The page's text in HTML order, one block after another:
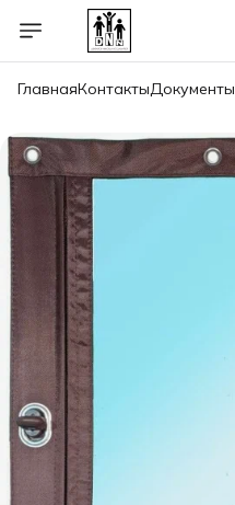
ГлавнаяКонтактыДокументы